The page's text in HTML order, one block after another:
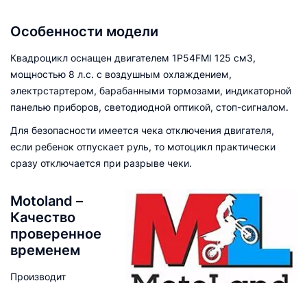
Особенности модели
Квадроцикл оснащен двигателем 1P54FMI 125 см3,
мощностью 8 л.с. c воздушным охлаждением,
электрстартером, барабанными тормозами, индикаторной
панелью приборов, светодиодной оптикой, стоп-сигналом.
Для безопасности имеется чека отключения двигателя,
если ребенок отпускает руль, то мотоцикл практически
сразу отключается при разрыве чеки.
Motoland –
Качество
проверенное
временем
Производит